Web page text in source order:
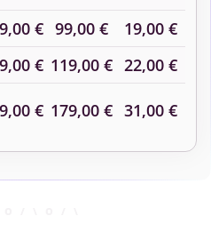
€ 99,00 €
19,00 €
€ 119,00 € 22,00 €
€ 179,00 € 31,00 €